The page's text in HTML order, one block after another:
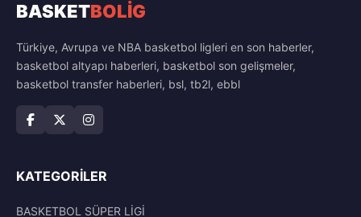
BASKETBOLİG
Türkiye, Avrupa ve NBA basketbol ligleri en son haberler,
basketbol altyapı haberleri, basketbol son gelişmeler,
basketbol transfer haberleri, bsl, tb2l, ebbl
KATEGORILER
BASKETBOL SÜPER LİGİ